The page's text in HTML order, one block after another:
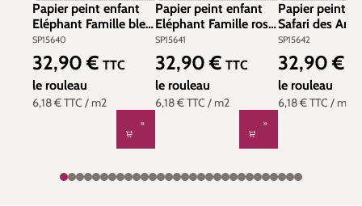
Papier peint enfant
Eléphant Famille bleu
gris - Little Love
d'A.S. Création | Réf.
SP15640
SP15640
6,18 €TTC / m2
Prix régulier :
32,90 € TTC
le rouleau
Papier peint enfant
Eléphant Famille rose
- Little Love d'A.S.
Création | Réf.
SP15641
SP15641
6,18 €TTC / m2
Prix régulier :
32,90 € TTC
le rouleau
Papier peint
Safari des
pastel - Little
d'A.S.
SP15642
SP15642
6,18 €TTC / m2
Prix régulier :
32,90 €
le rouleau